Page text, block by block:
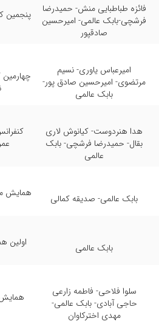
فائزه طباطبایی منش- حمیدرضا
فرشچی-بابک عالمی- امیرحسین
صادقپور
پنجمین
امیرعباس یاوری- نسیم
مرتضوی- امیرحسین صادق پور-
بابک عالمی
هدا هنردوست- کیانوش لاری
بقال- حمیدرضا فرشچی- بابک
عالمی
بابک عالمی- صدیقه کمالی
همایش
بابک عالمی
اولین
سلوا فلاحی- فاطمه زارعی
حاجی آبادی- بابک عالمی-
مهدی اخترکاوان